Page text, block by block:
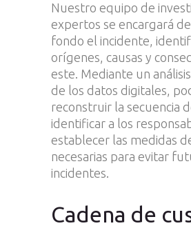
Nuestro equipo de
expertos se encargará
fondo el incidente,
orígenes, causas y
este. Mediante un
de los datos digitales,
reconstruir la secuencia
identificar a los
establecer las medidas
necesarias para evitar
incidentes.
Cadena de